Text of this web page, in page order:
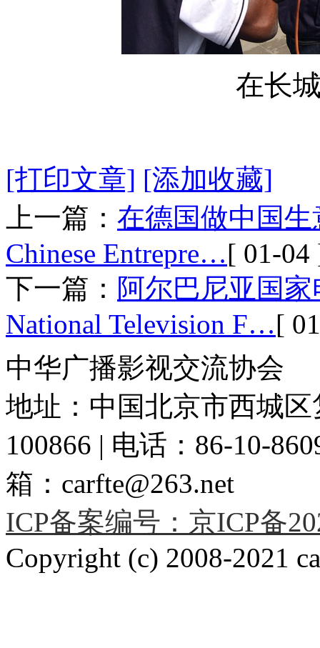
在长
[打印文章] [添加收藏]
上一篇： 在德国做中国
Chinese Entrepre…[ 01-04
下一篇： 阿尔巴尼亚国
National Television F…[
中华广播影视交流协会
地址：中国北京市西城
100866 | 电话：86-10-
箱：carfte@263.net
ICP备案编号：京ICP备
Copyright (c) 2008-2021